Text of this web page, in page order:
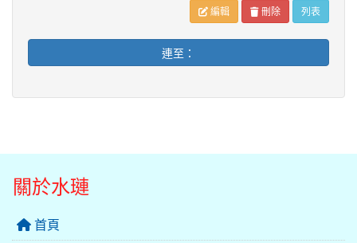
編輯 刪除 列表
連至：
關於水璉
首頁